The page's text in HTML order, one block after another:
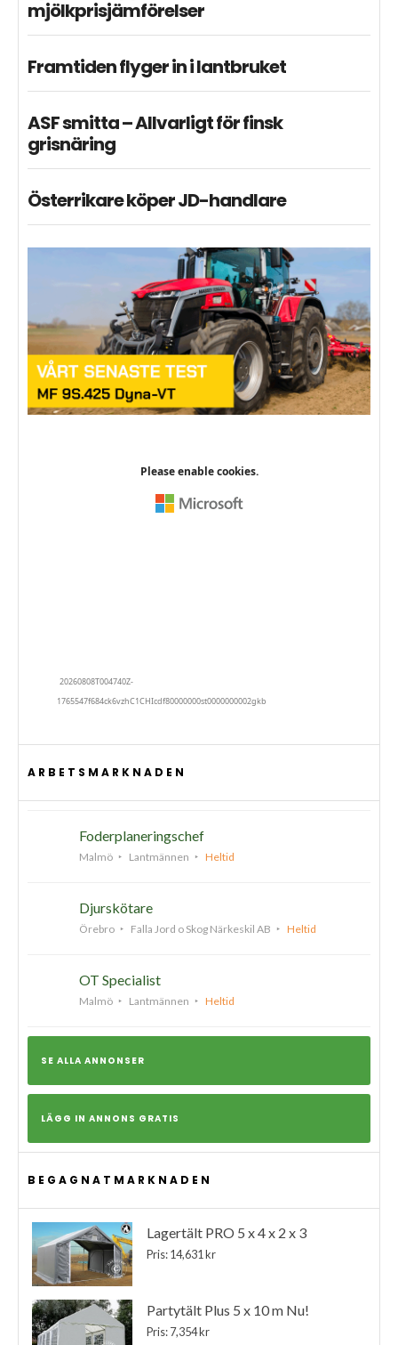
mjölkprisjämförelser
Framtiden flyger in i lantbruket
ASF smitta – Allvarligt för finsk
grisnäring
Österrikare köper JD-handlare
ARBETSMARKNADEN
Foderplaneringschef
Malmö Lantmännen Heltid
Djurskötare
Örebro Falla Jord o Skog Närkeskil AB Heltid
OT Specialist
Malmö Lantmännen Heltid
SE ALLA ANNONSER
LÄGG IN ANNONS GRATIS
BEGAGNATMARKNADEN
Lagertält PRO 5 x 4 x 2 x 3
Pris: 14,631 kr
Partytält Plus 5 x 10 m Nu!
Pris: 7,354 kr